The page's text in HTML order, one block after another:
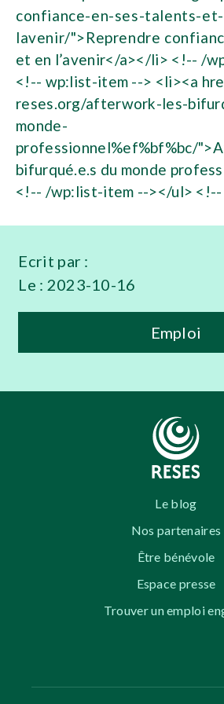
Ecrit par :
Le : 2023-10-16
Emploi
Le blog
Nos partenaires
Être bénévole
Espace presse
Trouver un emploi